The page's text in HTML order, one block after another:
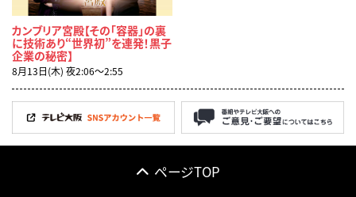
カンブリア宮殿【その「容器」の裏
に技術あり“世界初”を連発！黒子
企業の秘密】
8月13日(木) 夜2:06〜2:55
ページTOP